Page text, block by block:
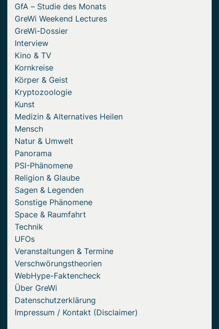
GfA – Studie des Monats
GreWi Weekend Lectures
GreWi-Dossier
Interview
Kino & TV
Kornkreise
Körper & Geist
Kryptozoologie
Kunst
Medizin & Alternatives Heilen
Mensch
Natur & Umwelt
Panorama
PSI-Phänomene
Religion & Glaube
Sagen & Legenden
Sonstige Phänomene
Space & Raumfahrt
Technik
UFOs
Veranstaltungen & Termine
Verschwörungstheorien
WebHype-Faktencheck
Über GreWi
Datenschutzerklärung
Impressum / Kontakt (Disclaimer)